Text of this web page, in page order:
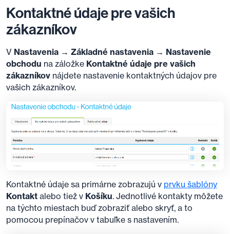
Kontaktné údaje pre vašich
zákazníkov
V Nastavenia → Základné nastavenia → Nastavenie
obchodu na záložke Kontaktné údaje pre vašich
zákazníkov nájdete nastavenie kontaktných údajov pre
vašich zákazníkov.
Kontaktné údaje sa primárne zobrazujú v prvku šablóny
Kontakt alebo tiež v Košíku. Jednotlivé kontakty môžete
na týchto miestach buď zobraziť alebo skryť, a to
pomocou prepínačov v tabuľke s nastavením.